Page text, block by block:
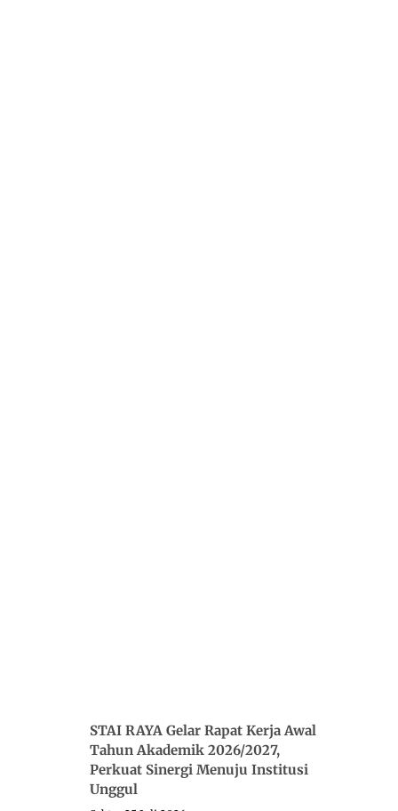
STAI RAYA Gelar Rapat Kerja Awal
Tahun Akademik 2026/2027,
Perkuat Sinergi Menuju Institusi
Unggul